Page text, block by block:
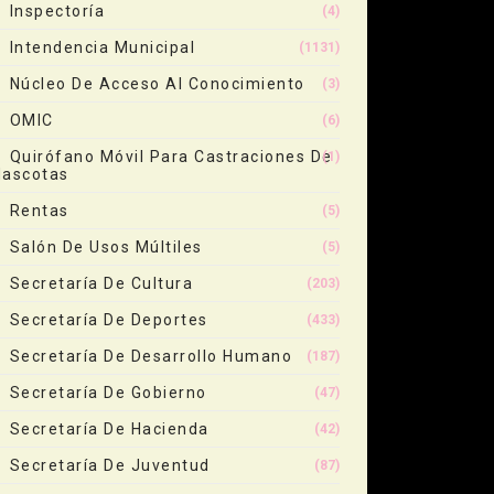
Inspectoría (4)
Intendencia Municipal (1131)
Núcleo De Acceso Al Conocimiento (3)
OMIC (6)
Quirófano Móvil Para Castraciones De(1)
Rentas (5)
Salón De Usos Múltiles (5)
Secretaría De Cultura (203)
Secretaría De Deportes (433)
Secretaría De Desarrollo Humano (187)
Secretaría De Gobierno (47)
Secretaría De Hacienda (42)
Secretaría De Juventud (87)